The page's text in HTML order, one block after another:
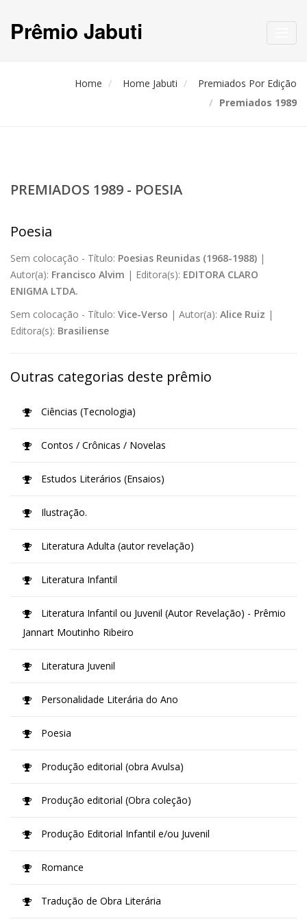
Prêmio Jabuti
Home Home Jabuti
Premiados Por Edição
Premiados 1989
PREMIADOS 1989 - POESIA
Poesia
Sem colocação - Título: Poesias Reunidas (1968-1988) |
Autor(a): Francisco Alvim | Editora(s): EDITORA CLARO
ENIGMA LTDA.
Sem colocação - Título: Vice-Verso | Autor(a): Alice Ruiz |
Editora(s): Brasiliense
Outras categorias deste prêmio
Ciências (Tecnologia)
Contos / Crônicas / Novelas
Estudos Literários (Ensaios)
Ilustração.
Literatura Adulta (autor revelação)
Literatura Infantil
Literatura Infantil ou Juvenil (Autor Revelação) - Prêmio
Jannart Moutinho Ribeiro
Literatura Juvenil
Personalidade Literária do Ano
Poesia
Produção editorial (obra Avulsa)
Produção editorial (Obra coleção)
Produção Editorial Infantil e/ou Juvenil
Romance
Tradução de Obra Literária